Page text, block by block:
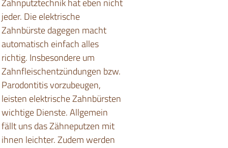
Zahnputztechnik hat eben nicht
jeder. Die elektrische
Zahnbürste dagegen macht
automatisch einfach alles
richtig. Insbesondere um
Zahnfleischentzündungen bzw.
Parodontitis vorzubeugen,
leisten elektrische Zahnbürsten
wichtige Dienste. Allgemein
fällt uns das Zähneputzen mit
ihnen leichter. Zudem werden